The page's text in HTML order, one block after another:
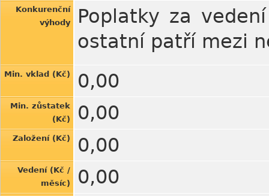
Konkurenční
výhody
Poplatky za
ostatní patří mezi
Min. vklad (Kč) 0,00
Min. zůstatek
(Kč)
0,00
Založení (Kč) 0,00
Vedení (Kč /
měsíc)
0,00